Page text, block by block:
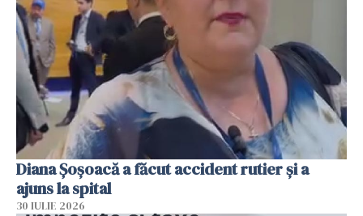
Diana Șoșoacă a făcut accident rutier și a
ajuns la spital
30 IULIE 2026